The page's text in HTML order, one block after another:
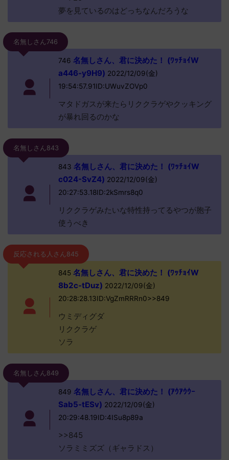
夢を見ているのはどっちなんだろうな
名無しさん746
746 名無しさん、君に決めた！ (ﾜｯﾁｮｲW
a446-y9H9) 2022/12/09(金)
19:54:57.91ID:UWuvZOVp0
マタドガスが来たらリククラゲやクッキング
が暴れ回るのかな
名無しさん843
843 名無しさん、君に決めた！ (ﾜｯﾁｮｲW
c024-SvZ4) 2022/12/09(金)
20:27:53.18ID:2kSmrs8q0
リククラゲみたいな特性持ってるやつが胞子
使うべき
反応される人さん845
845名無しさん、君に決めた！ (ﾜｯﾁｮｲW
8b2c-tDuz) 2022/12/09(金)
20:28:28.13ID:VgZmRRRn0>>849
ウミディグダ
リククラゲ
ソラ
名無しさん849
849 名無しさん、君に決めた！ (ｱｳｱｳｳｰ
Sab5-tESv) 2022/12/09(金)
20:29:48.19ID:4ISu8p89a
>>845
ソラミミズズ（ギャラドス）